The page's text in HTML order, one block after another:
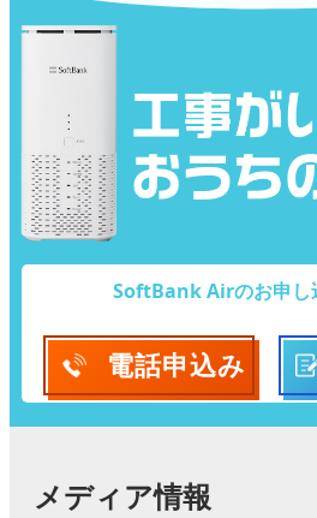
SoftBank Airのお申し
電話申込み
メディア情報